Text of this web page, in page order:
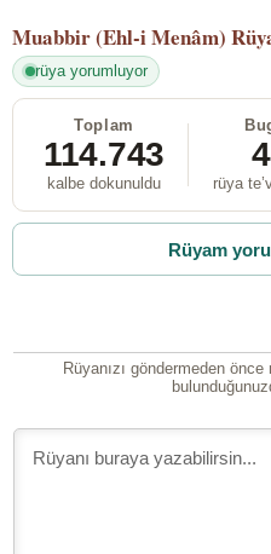
Muabbir (Ehl-i Menâm)
rüya yorumluyor
Toplam
114.743
kalbe dokunuldu rüya
Rüyam
Rüyanızı göndermeden